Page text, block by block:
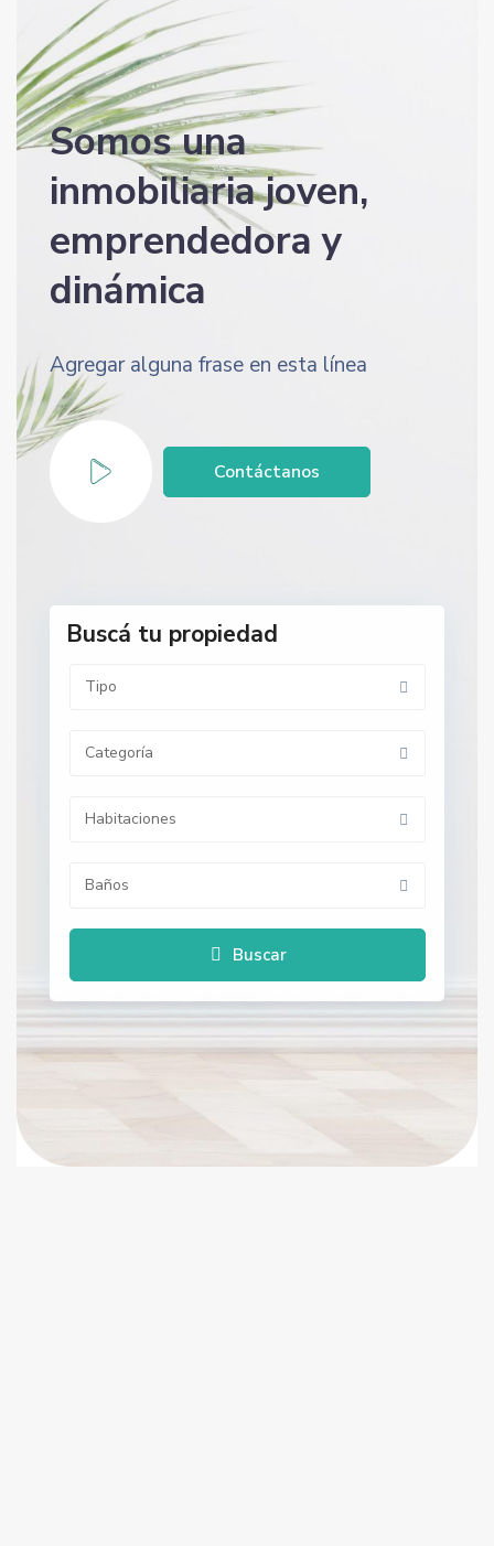
Somos una
inmobiliaria joven,
emprendedora y
dinámica
Agregar alguna frase en esta línea
Contáctanos
Buscá tu propiedad
Tipo
Categoría
Habitaciones
Baños
Buscar